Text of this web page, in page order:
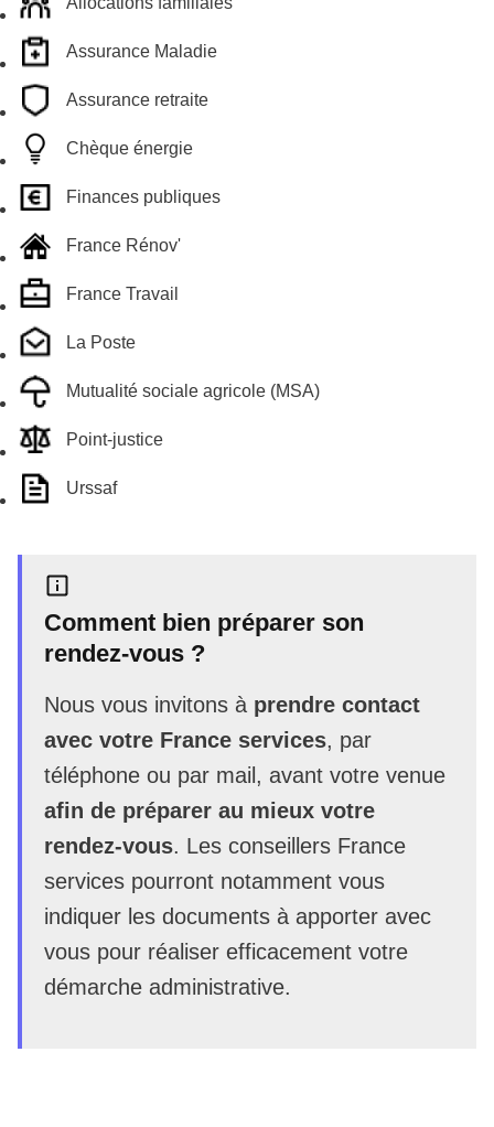
Assurance Maladie
Assurance retraite
Chèque énergie
Finances publiques
France Rénov'
France Travail
La Poste
Mutualité sociale agricole (MSA)
Point-justice
Urssaf
Comment bien préparer son
rendez-vous ?
Nous vous invitons à prendre contact
avec votre France services, par
téléphone ou par mail, avant votre venue
afin de préparer au mieux votre
rendez-vous. Les conseillers France
services pourront notamment vous
indiquer les documents à apporter avec
vous pour réaliser efficacement votre
démarche administrative.